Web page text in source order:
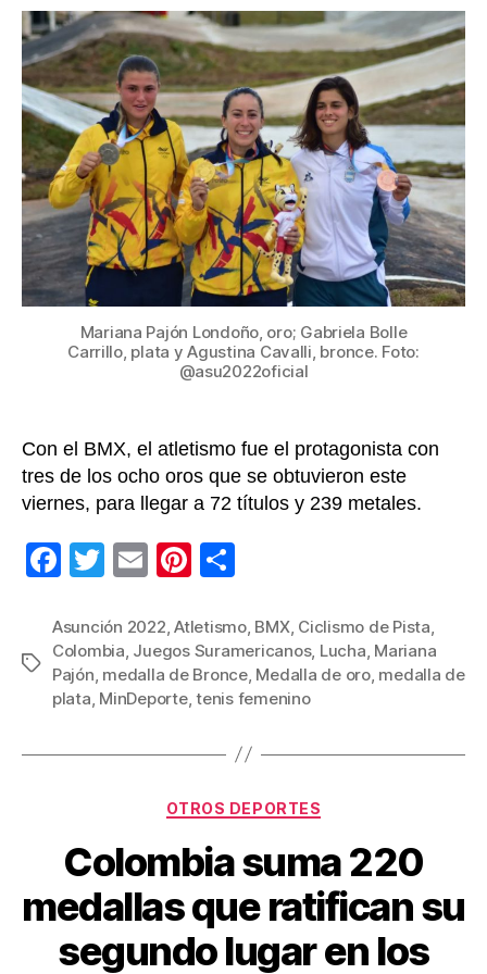
entrada
brilló
con
y
es
ya
en
los
Mariana Pajón Londoño, oro; Gabriela Bolle
Carrillo, plata y Agustina Cavalli, bronce. Foto:
@asu2022oficial
Con el BMX, el atletismo fue el protagonista con
tres de los ocho oros que se obtuvieron este
viernes, para llegar a 72 títulos y 239 metales.
F
c
e
b
o
T
tt
er
E
ail
Pi
er
e
st
m
p
ar
Etiquetas
Asunción 2022,Atletismo, BMX, Ciclismo de Pista,
Colombia, Juegos Suramericanos, Lucha, Mariana
Pajón, medalla de Bronce, Medalla de oro, medalla de
plata, MinDeporte,tenis femenino
Categorías
OTROS DEPORTES
Colombia suma 220
medallas que ratifican su
segundo lugar en los